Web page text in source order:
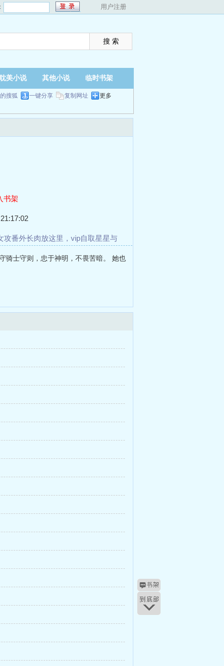
用户注册
美小说 其他小说 临时书架
搜狐 一键分享 复制网址 更多
书架
攻番外长肉放这里，vip自取星星与
骑士守则，忠于神明，不畏苦暗。 她也